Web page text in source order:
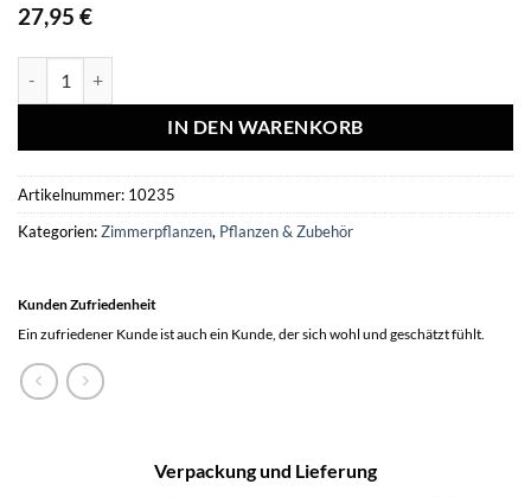
27,95 €
IN DEN WARENKORB
Artikelnummer: 10235
Kategorien:Zimmerpflanzen, Pflanzen & Zubehör
Kunden Zufriedenheit
Ein zufriedener Kunde ist auch ein Kunde, der sich wohl und geschätzt fühlt.
Verpackung und Lieferung